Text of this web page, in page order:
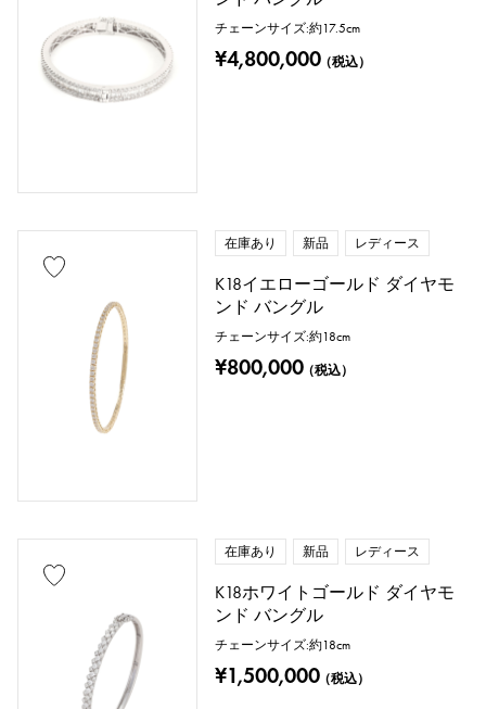
チェーンサイズ:約17.5cm
¥4,800,000（税込）
在庫あり 新品 レディース
K18イエローゴールド ダイヤモ
ンド バングル
チェーンサイズ:約18cm
¥800,000（税込）
在庫あり 新品 レディース
K18ホワイトゴールド ダイヤモ
ンド バングル
チェーンサイズ:約18cm
¥1,500,000（税込）